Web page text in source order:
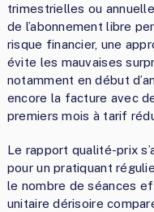
trimestrielles ou
de l’abonnement libre
risque financier, une
évite les mauvaises
notamment en début
encore la facture avec
premiers mois à tarif
Le rapport qualité-prix
pour un pratiquant
le nombre de séances
unitaire dérisoire